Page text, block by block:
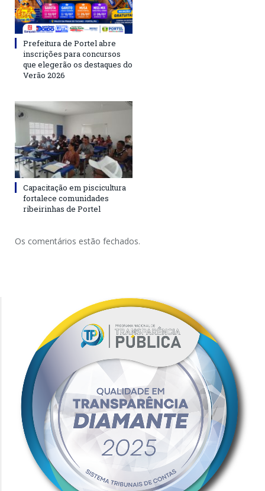
Prefeitura de Portel abre
inscrições para concursos
que elegerão os destaques do
Verão 2026
Capacitação em piscicultura
fortalece comunidades
ribeirinhas de Portel
Os comentários estão fechados.